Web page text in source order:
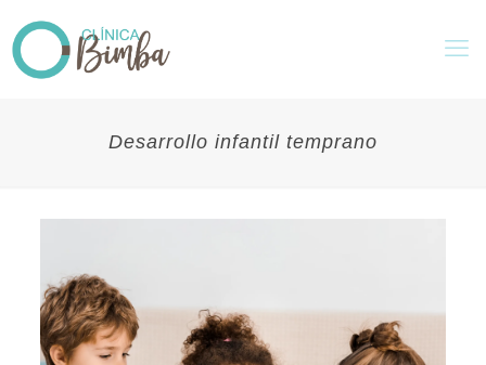
Desarrollo infantil temprano